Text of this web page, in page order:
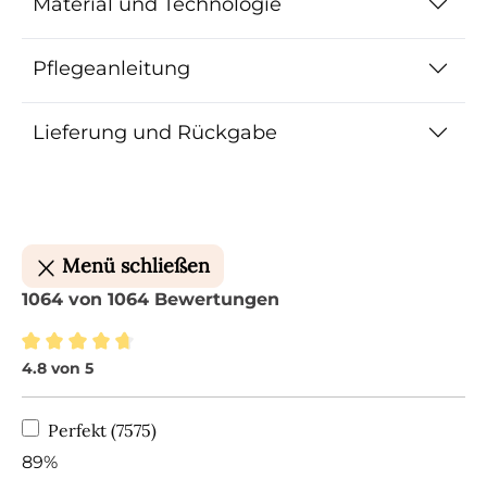
Pflegeanleitung
Lieferung und Rückgabe
Menü schließen
1064 von 1064 Bewertungen
Durchschnittliche Bewertung von 4.8 von 5
4.8 von 5
Perfekt (7575)
89%